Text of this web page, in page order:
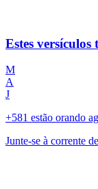
Estes
M
A
J
+581 estão orando
Junte-se à corrente